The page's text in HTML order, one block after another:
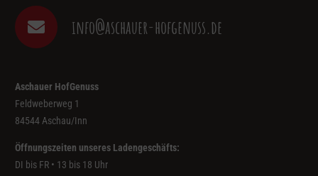
info@aschauer-hofgenuss.de
Aschauer HofGenuss
Feldweberweg 1
84544 Aschau/Inn
Öffnungszeiten unseres Ladengeschäfts:
DI bis FR • 13 bis 18 Uhr